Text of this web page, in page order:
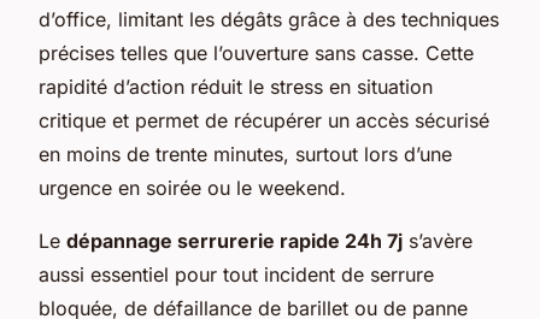
d’office, limitant les dégâts grâce à des techniques
précises telles que l’ouverture sans casse. Cette
rapidité d’action réduit le stress en situation
critique et permet de récupérer un accès sécurisé
en moins de trente minutes, surtout lors d’une
urgence en soirée ou le weekend.
Le dépannage serrurerie rapide 24h 7j s’avère
aussi essentiel pour tout incident de serrure
bloquée, de défaillance de barillet ou de panne